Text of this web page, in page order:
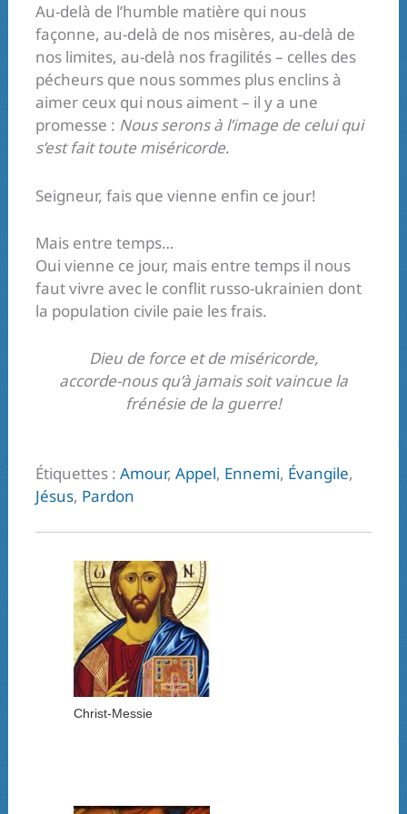
Au-delà de l’humble matière qui nous
façonne, au-delà de nos misères, au-delà de
nos limites, au-delà nos fragilités – celles des
pécheurs que nous sommes plus enclins à
aimer ceux qui nous aiment – il y a une
promesse : Nous serons à l’image de celui qui
s’est fait toute miséricorde.
Seigneur, fais que vienne enfin ce jour!
Mais entre temps…
Oui vienne ce jour, mais entre temps il nous
faut vivre avec le conflit russo-ukrainien dont
la population civile paie les frais.
Dieu de force et de miséricorde,
accorde-nous qu’à jamais soit vaincue la
frénésie de la guerre!
Étiquettes :Amour,Appel, Ennemi, Évangile,
Jésus, Pardon
Christ-Messie